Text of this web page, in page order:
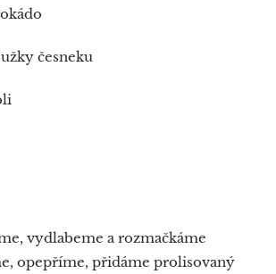
česneku
vydlabeme a rozmačkáme
opepříme, přidáme prolisovaný